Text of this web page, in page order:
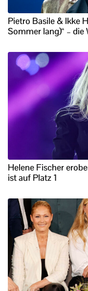
Pietro Basile & Ikke
Sommer lang)“ –
Helene Fischer
ist auf Platz 1